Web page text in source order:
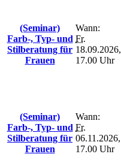
(Seminar)
Farb-, Typ- und
Stilberatung für
Frauen
Wann:
Fr.
18.09.2026,
17.00 Uhr
(Seminar)
Farb-, Typ- und
Stilberatung für
Frauen
Wann:
Fr.
06.11.2026,
17.00 Uhr